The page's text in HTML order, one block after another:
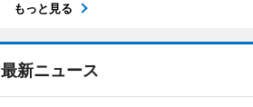
もっと見る
最新ニュース